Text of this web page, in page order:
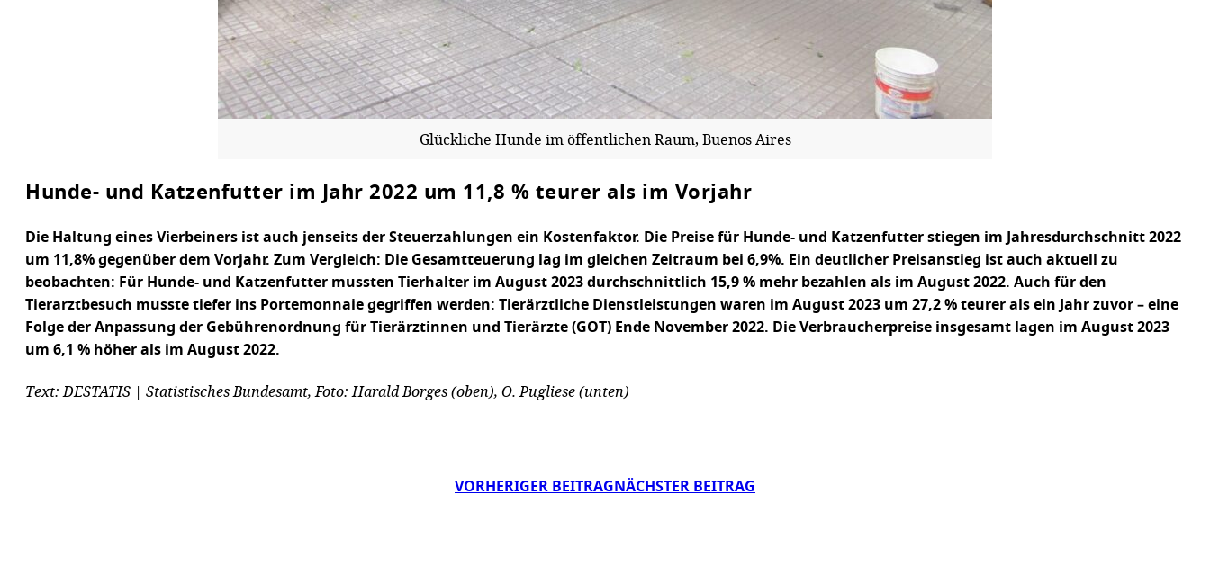
Glückliche Hunde im öffentlichen Raum, Buenos Aires
Hunde- und Katzenfutter im Jahr 2022 um 11,8 % teurer als im Vorjahr
Die Haltung eines Vierbeiners ist auch jenseits der Steuerzahlungen ein Kostenfaktor. Die Preise für Hunde- und Katzenfutter stiegen im Jahresdurchschnitt 2022
um 11,8% gegenüber dem Vorjahr. Zum Vergleich: Die Gesamtteuerung lag im gleichen Zeitraum bei 6,9%. Ein deutlicher Preisanstieg ist auch aktuell zu
beobachten: Für Hunde- und Katzenfutter mussten Tierhalter im August 2023 durchschnittlich 15,9 % mehr bezahlen als im August 2022. Auch für den
Tierarztbesuch musste tiefer ins Portemonnaie gegriffen werden: Tierärztliche Dienstleistungen waren im August 2023 um 27,2 % teurer als ein Jahr zuvor – eine
Folge der Anpassung der Gebührenordnung für Tierärztinnen und Tierärzte (GOT) Ende November 2022. Die Verbraucherpreise insgesamt lagen im August 2023
um 6,1 % höher als im August 2022.
Text: DESTATIS | Statistisches Bundesamt, Foto: Harald Borges (oben), O. Pugliese (unten)
VORHERIGER BEITRAG NÄCHSTER BEITRAG